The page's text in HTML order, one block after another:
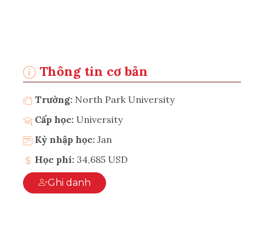
Thông tin cơ bản
Trường: North Park University
Cấp học: University
Kỳ nhập học: Jan
Học phí: 34,685 USD
Ghi danh